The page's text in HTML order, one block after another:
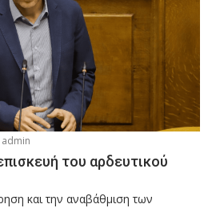
του αρδευτικού
και την αναβάθμιση των